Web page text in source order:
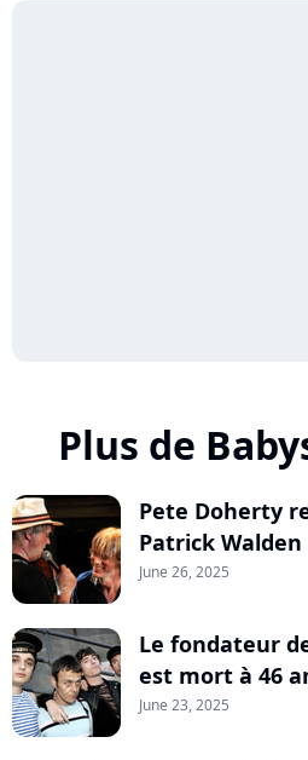
Plus de
Pete Doherty
Patrick Walden
June 26, 2025
Le fondateur
est mort à 46
June 23, 2025